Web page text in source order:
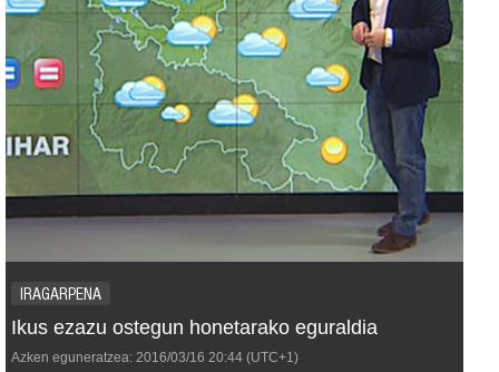
IRAGARPENA
Ikus ezazu ostegun honetarako eguraldia
Azken eguneratzea: 2016/03/16 20:44 (UTC+1)